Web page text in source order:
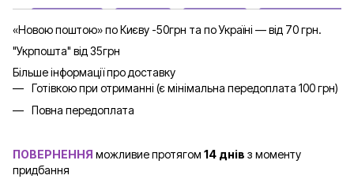
«Новою поштою» по Києву -50грн та по Україні — від 70 грн.
"Укрпошта" від 35грн
Більше інформації про доставку
Готівкою при отриманні (є мінімальна передоплата 100 грн)
Повна передоплата
ПОВЕРНЕННЯ можливие протягом 14 днів з моменту
придбання